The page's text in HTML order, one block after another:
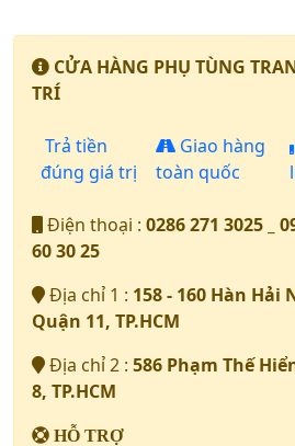
CỬA HÀNG PHỤ TÙNG
TRÍ
Trả tiền
đúng giá trị
Giao hàng
toàn quốc
Điện thoại : 0286 271 3025 _
60 30 25
Địa chỉ 1 : 158 - 160 Hàn Hải
Quận 11, TP.HCM
Địa chỉ 2 : 586 Phạm Thế
8, TP.HCM
HỖ TRỢ